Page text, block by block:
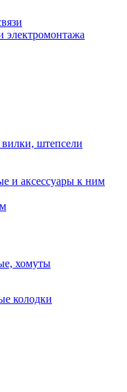
электромонтажа
штепсели
и аксессуары к ним
хомуты
колодки